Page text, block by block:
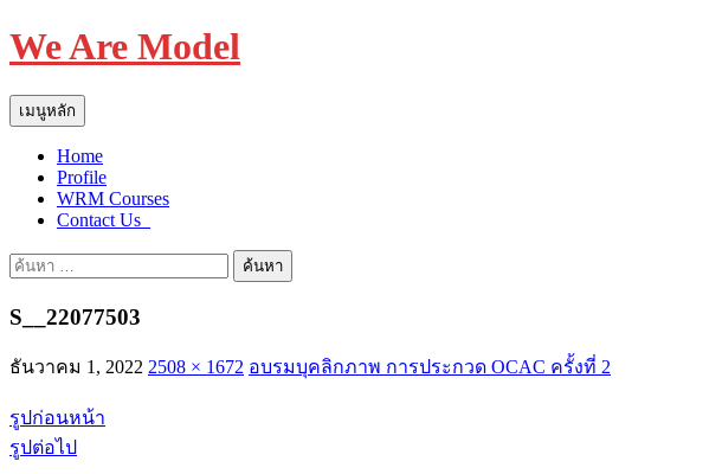
We Are Model
ค้นหา
เมนูหลัก
ยัง
เนื้อหา
Home
Profile
WRM Courses
Contact Us_
ค้นหา
S__22077503
ธันวาคม 1, 2022 2508 × 1672 อบรมบุคลิกภาพ การประกวด OCAC ครั้งที่ 2
รูปก่อนหน้า
รูปต่อไป